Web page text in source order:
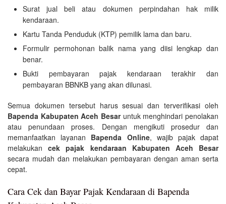
Surat jual beli atau dokumen perpindahan hak milik
kendaraan.
Kartu Tanda Penduduk (KTP) pemilik lama dan baru.
Formulir permohonan balik nama yang diisi lengkap dan
benar.
Bukti pembayaran pajak kendaraan terakhir dan
pembayaran BBNKB yang akan dilunasi.
Semua dokumen tersebut harus sesuai dan terverifikasi oleh
Bapenda Kabupaten Aceh Besaruntuk menghindari penolakan
atau penundaan proses. Dengan mengikuti prosedur dan
memanfaatkan layanan Bapenda Online, wajib pajak dapat
melakukancek pajak kendaraan Kabupaten Aceh Besar
secara mudah dan melakukan pembayaran dengan aman serta
cepat.
Cara Cek dan Bayar Pajak Kendaraan di Bapenda